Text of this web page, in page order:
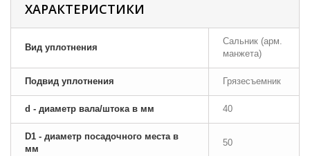
ХАРАКТЕРИСТИКИ
Вид уплотнения
Сальник (арм.
манжета)
Подвид уплотнения Грязесъемник
d - диаметр вала/штока в мм 40
D1 - диаметр посадочного места в
мм
50